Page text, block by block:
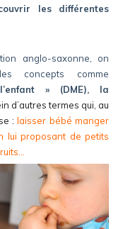
les différentes
anglo-saxonne, on
concepts comme
» (DME), la
d’autres termes qui, au
: laisser bébé manger
lui proposant de petits